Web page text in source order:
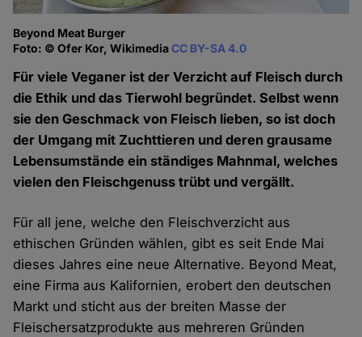
Beyond Meat Burger
Foto: © Ofer Kor, WikimediaCC BY-SA 4.0
Für viele Veganer ist der Verzicht auf Fleisch durch
die Ethik und das Tierwohl begründet. Selbst wenn
sie den Geschmack von Fleisch lieben, so ist doch
der Umgang mit Zuchttieren und deren grausame
Lebensumstände ein ständiges Mahnmal, welches
vielen den Fleischgenuss trübt und vergällt.
Für all jene, welche den Fleischverzicht aus
ethischen Gründen wählen, gibt es seit Ende Mai
dieses Jahres eine neue Alternative. Beyond Meat,
eine Firma aus Kalifornien, erobert den deutschen
Markt und sticht aus der breiten Masse der
Fleischersatzprodukte aus mehreren Gründen